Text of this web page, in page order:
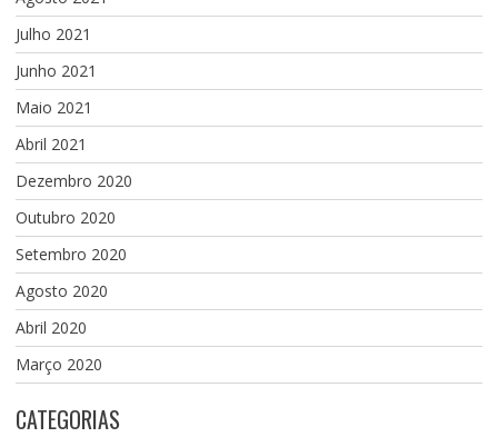
Julho 2021
Junho 2021
Maio 2021
Abril 2021
Dezembro 2020
Outubro 2020
Setembro 2020
Agosto 2020
Abril 2020
Março 2020
CATEGORIAS